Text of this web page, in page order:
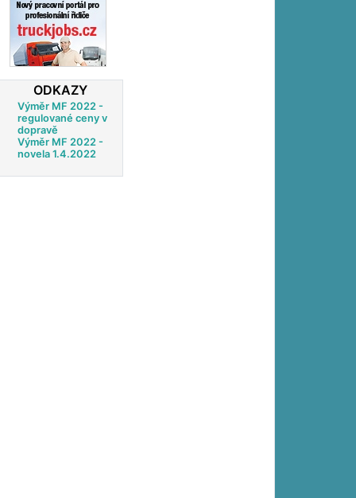
ODKAZY
Výměr MF 2022 -
regulované ceny v
dopravě
Výměr MF 2022 -
novela 1.4.2022